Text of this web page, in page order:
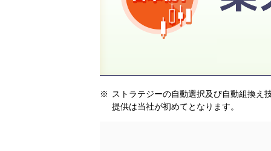
※
ストラテジーの自動選択及び自動組換え
提供は当社が初めてとなります。